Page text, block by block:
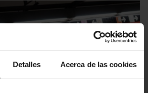
Detalles Acerca de las cookies